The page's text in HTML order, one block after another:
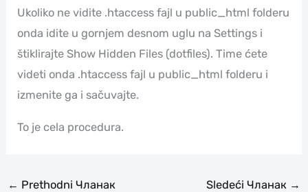
Ukoliko ne vidite .htaccess fajl u public_html folderu
onda idite u gornjem desnom uglu na Settings i
štiklirajte Show Hidden Files (dotfiles). Time ćete
videti onda .htaccess fajl u public_html folderu i
izmenite ga i sačuvajte.
To je cela procedura.
← Prethodni Чланак Sledeći Чланак →